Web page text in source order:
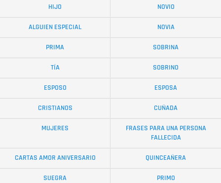
HIJO NOVIO
ALGUIEN ESPECIAL NOVIA
PRIMA SOBRINA
TÍA SOBRINO
ESPOSO ESPOSA
CRISTIANOS CUÑADA
MUJERES
FRASES PARA UNA PERSONA
FALLECIDA
CARTAS AMOR ANIVERSARIO QUINCEAÑERA
SUEGRA PRIMO